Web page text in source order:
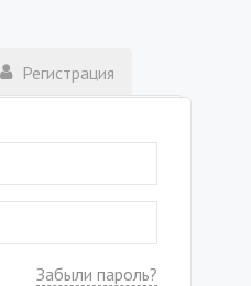
Регистрация
Забыли пароль?